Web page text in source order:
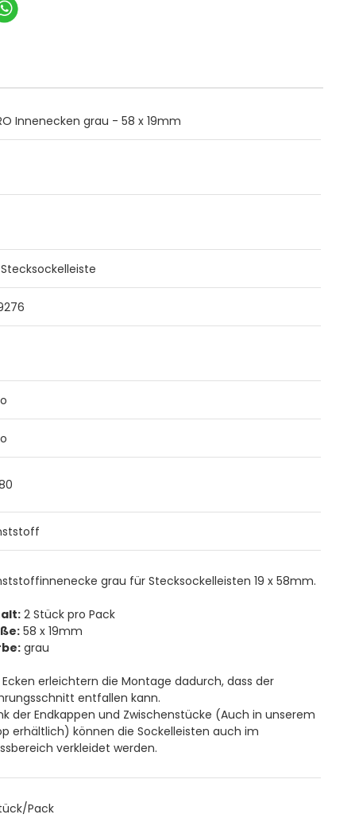
Innenecken grau - 58 x 19mm
grau für Stecksockelleisten 19 x 58mm.
2 Stück pro Pack
58 x 19mm
grau
Ecken erleichtern die Montage dadurch, dass der
entfallen kann.
der Endkappen und Zwischenstücke (Auch in unserem
erhältlich) können die Sockelleisten auch im
verkleidet werden.
Pack